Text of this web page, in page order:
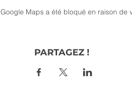
Google Maps a été bloqué en raison de
PARTAGEZ !